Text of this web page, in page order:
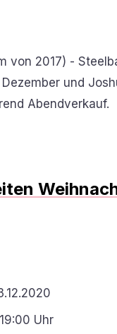
von 2017) -
und
Abendverkauf.
Uhr